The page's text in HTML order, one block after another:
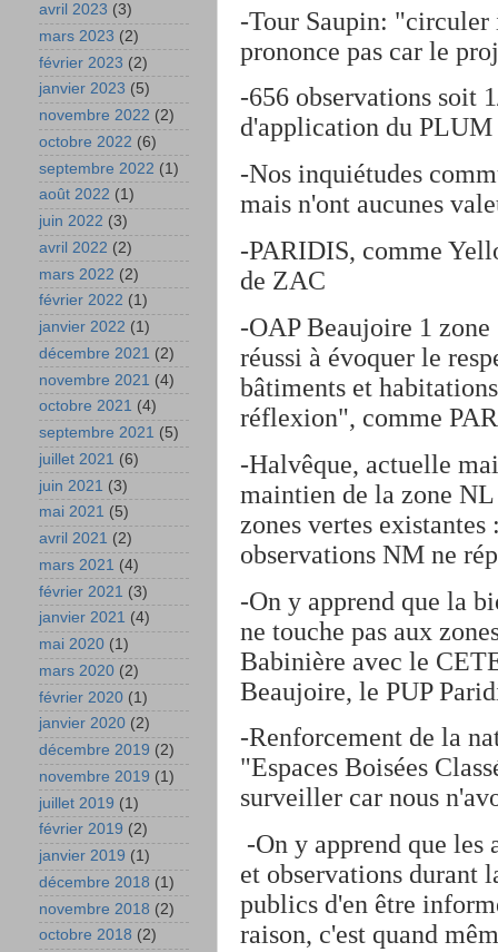
-Tour Saupin:
prononce pas car le
-656 observations soit
d'application du PLUM
-Nos inquiétudes
mais n'ont aucunes
-PARIDIS, comme
de ZAC
-OAP Beaujoire 1
réussi à évoquer le
bâtiments et
réflexion", comme
-Halvêque, actuelle
maintien de la zone
zones vertes
observations NM ne
-On y apprend que la
ne touche pas aux
Babinière avec le
Beaujoire, le PUP
-Renforcement de la
"Espaces Boisées
surveiller car nous
-On y apprend que les
et observations durant
publics d'en être
raison, c'est quand
avril 2023 (3)
mars 2023 (2)
février 2023 (2)
janvier 2023 (5)
novembre 2022 (2)
octobre 2022 (6)
septembre 2022 (1)
août 2022 (1)
juin 2022 (3)
avril 2022 (2)
mars 2022 (2)
février 2022 (1)
janvier 2022 (1)
décembre 2021 (2)
novembre 2021 (4)
octobre 2021 (4)
septembre 2021 (5)
juillet 2021 (6)
juin 2021 (3)
mai 2021 (5)
avril 2021 (2)
mars 2021 (4)
février 2021 (3)
janvier 2021 (4)
mai 2020 (1)
mars 2020 (2)
février 2020 (1)
janvier 2020 (2)
décembre 2019 (2)
novembre 2019 (1)
juillet 2019 (1)
février 2019 (2)
janvier 2019 (1)
décembre 2018 (1)
novembre 2018 (2)
octobre 2018 (2)